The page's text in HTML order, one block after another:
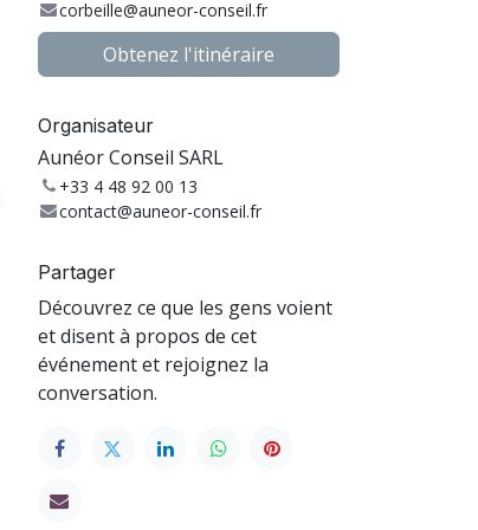
corbeille@auneor-conseil.fr
Obtenez l'itinéraire
Organisateur
Aunéor Conseil SARL
+33 4 48 92 00 13
contact@auneor-conseil.fr
Partager
Découvrez ce que les gens voient
et disent à propos de cet
événement et rejoignez la
conversation.